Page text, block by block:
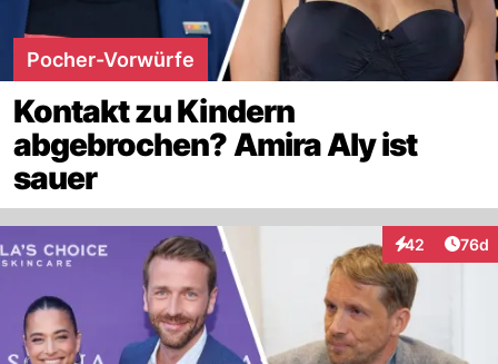
Pocher-Vorwürfe
Kontakt zu Kindern
abgebrochen? Amira Aly ist
sauer
42
Interaktionen
76d